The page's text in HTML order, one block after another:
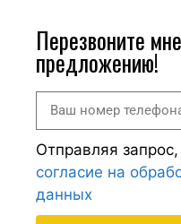
Перезвоните
предложению!
Отправляя
согласие на
данных